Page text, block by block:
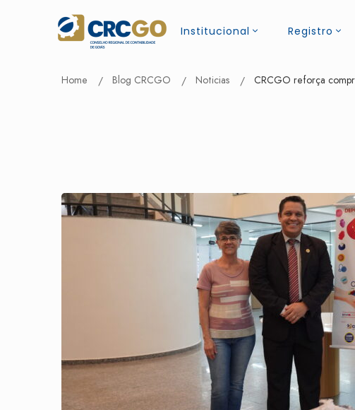
Institucional Registro
Home Blog CRCGO Noticias CRCGO reforça